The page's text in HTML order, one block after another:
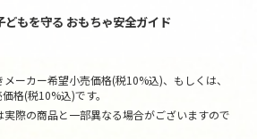
どもを守る おもちゃ安全ガイド
ーカー希望小売価格(税10%込)、もしくは、
格(税10%込)です。
際の商品と一部異なる場合がございますので